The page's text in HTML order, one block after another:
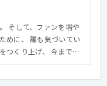
そして、ファンを増や
つくり上げ、 今までの